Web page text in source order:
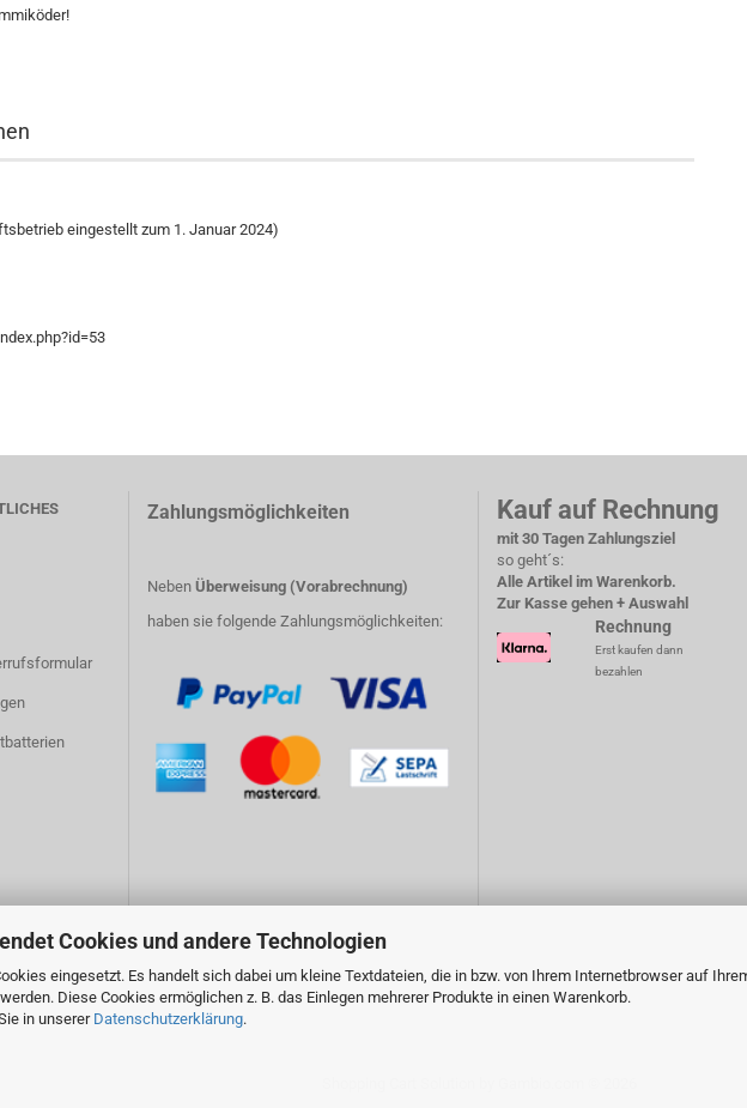
Cookies und andere Technologien
eingesetzt. Es handelt sich dabei um kleine Textdateien, die in bzw. von Ihrem Internetbrowser auf
Diese Cookies ermöglichen z. B. das Einlegen mehrerer Produkte in einen Warenkorb.
in unsererDatenschutzerklärung.
eingestellt zum 1. Januar 2024)
Zahlungsmöglichkeiten
NebenÜberweisung (Vorabrechnung)
haben sie folgende Zahlungsmöglichkeiten:
Kauf auf Rechnung
mit 30 Tagen Zahlungsziel
so geht´s:
Alle Artikel im Warenkorb.
Zur Kasse gehen + Auswahl
Rechnung
Erst kaufen dann
bezahlen